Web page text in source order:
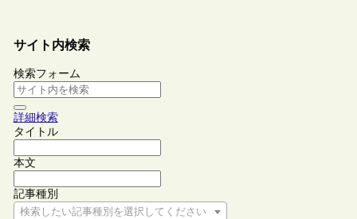
サイト内検索
検索フォーム
詳細検索
タイトル
本文
記事種別
検索したい記事種別を選択してください